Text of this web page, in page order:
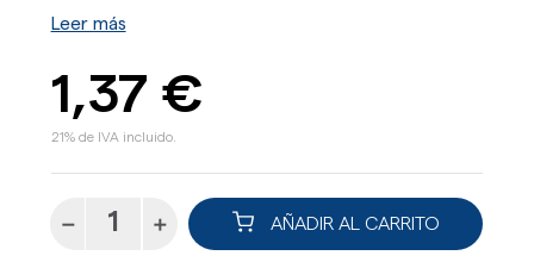
Leer más
1,37 €
21% de IVA incluido.
AÑADIR AL CARRITO